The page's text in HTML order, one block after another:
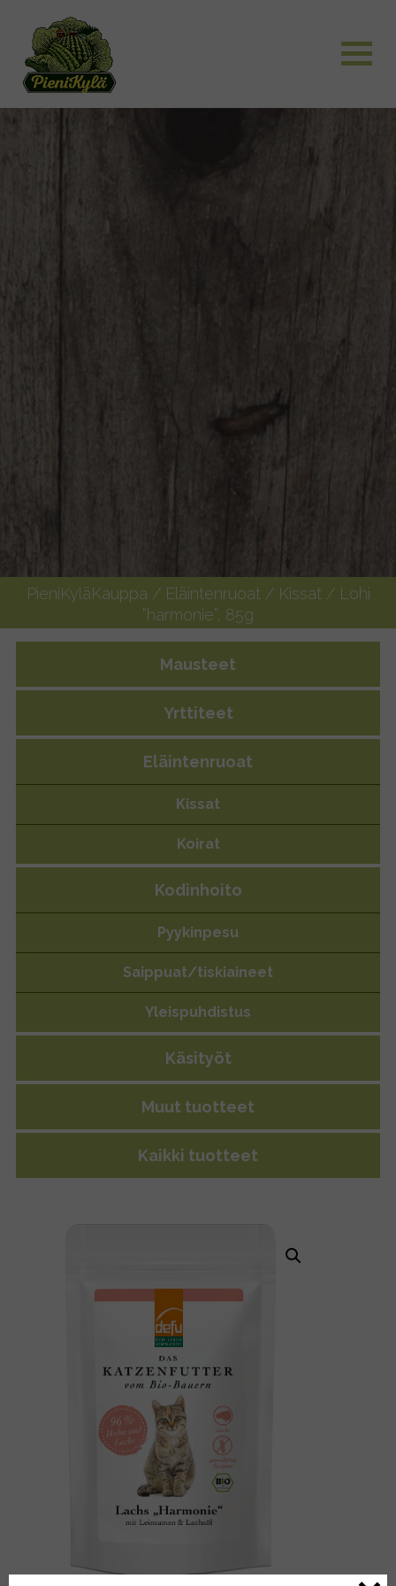
Lohi ”harmonie”, 85g
PieniKyläKauppa / Eläintenruoat / Kissat / Lohi
”harmonie”, 85g
Mausteet
Yrttiteet
Eläintenruoat
Kissat
Koirat
Kodinhoito
Pyykinpesu
Saippuat/tiskiaineet
Yleispuhdistus
Käsityöt
Muut tuotteet
Kaikki tuotteet